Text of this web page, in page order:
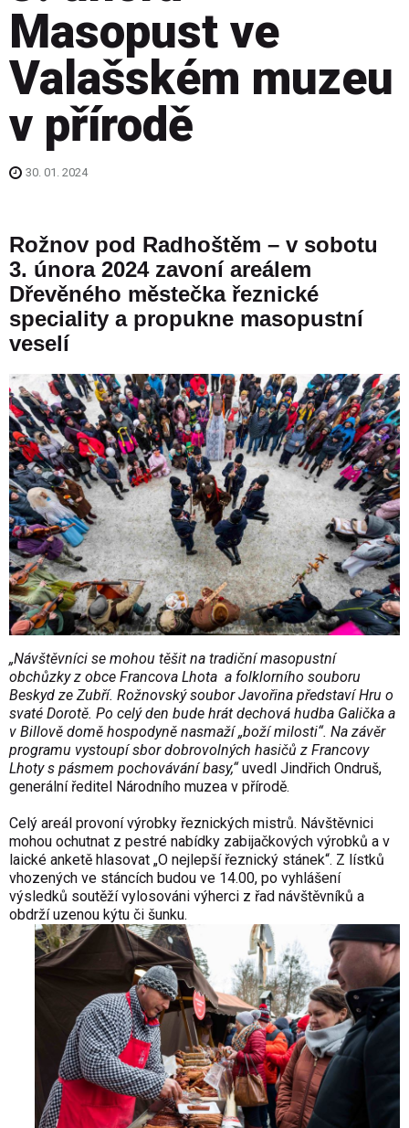
Masopust ve
Valašském muzeu
v přírodě
30. 01. 2024
Rožnov pod Radhoštěm – v sobotu
3. února 2024 zavoní areálem
Dřevěného městečka řeznické
speciality a propukne masopustní
veselí
„Návštěvníci se mohou těšit na tradiční masopustní
obchůzky z obce Francova Lhota a folklorního souboru
Beskyd ze Zubří. Rožnovský soubor Javořina představí Hru o
svaté Dorotě. Po celý den bude hrát dechová hudba Galička a
v Billově domě hospodyně nasmaží „boží milosti“. Na závěr
programu vystoupí sbor dobrovolných hasičů z Francovy
Lhoty s pásmem pochovávání basy,“uvedl Jindřich Ondruš,
generální ředitel Národního muzea v přírodě.
Celý areál provoní výrobky řeznických mistrů. Návštěvnici
mohou ochutnat z pestré nabídky zabijačkových výrobků a v
laické anketě hlasovat „O nejlepší řeznický stánek“. Z lístků
vhozených ve stáncích budou ve 14.00, po vyhlášení
výsledků soutěží vylosováni výherci z řad návštěvníků a
obdrží uzenou kýtu či šunku.